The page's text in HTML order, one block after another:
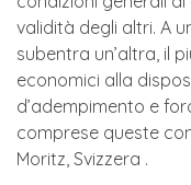
validità degli altri. A
subentra un’altra, il
economici alla
d’adempimento e
comprese queste
Moritz, Svizzera .